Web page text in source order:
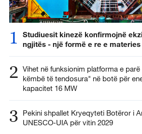
1
Studiuesit kinezë konfirmojnë
ngjitës - një formë e re e materies
2 Vihet në funksionim platforma e
këmbë të tendosura" në botë për
kapacitet 16 MW
3
Pekini shpallet Kryeqyteti Botëror i
UNESCO-UIA për vitin 2029